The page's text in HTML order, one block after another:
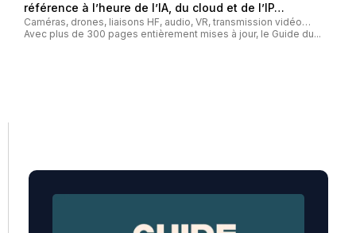
référence à l’heure de l’IA, du cloud et de l’IP…
Caméras, drones, liaisons HF, audio, VR, transmission vidéo…
Avec plus de 300 pages entièrement mises à jour, le Guide du...